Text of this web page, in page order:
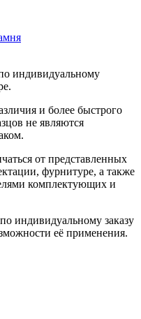
индивидуальному
и более быстрого
не являются
от представленных
фурнитуре, а также
комплектующих и
индивидуальному заказу
её применения.